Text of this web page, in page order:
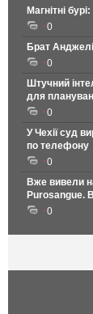
Магнітні
0
Брат
0
Штучний
для
0
У Чехії суд
по телефону
0
Вже вивели
Purosangue.
0